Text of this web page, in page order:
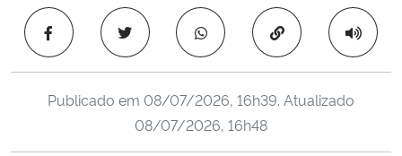
Ministério do Meio Ambiente
Ministério do Desenvolvimento Regional
Copiar para área
Publicado em 08/07/2026, 16h39. Atualizado
08/07/2026, 16h48